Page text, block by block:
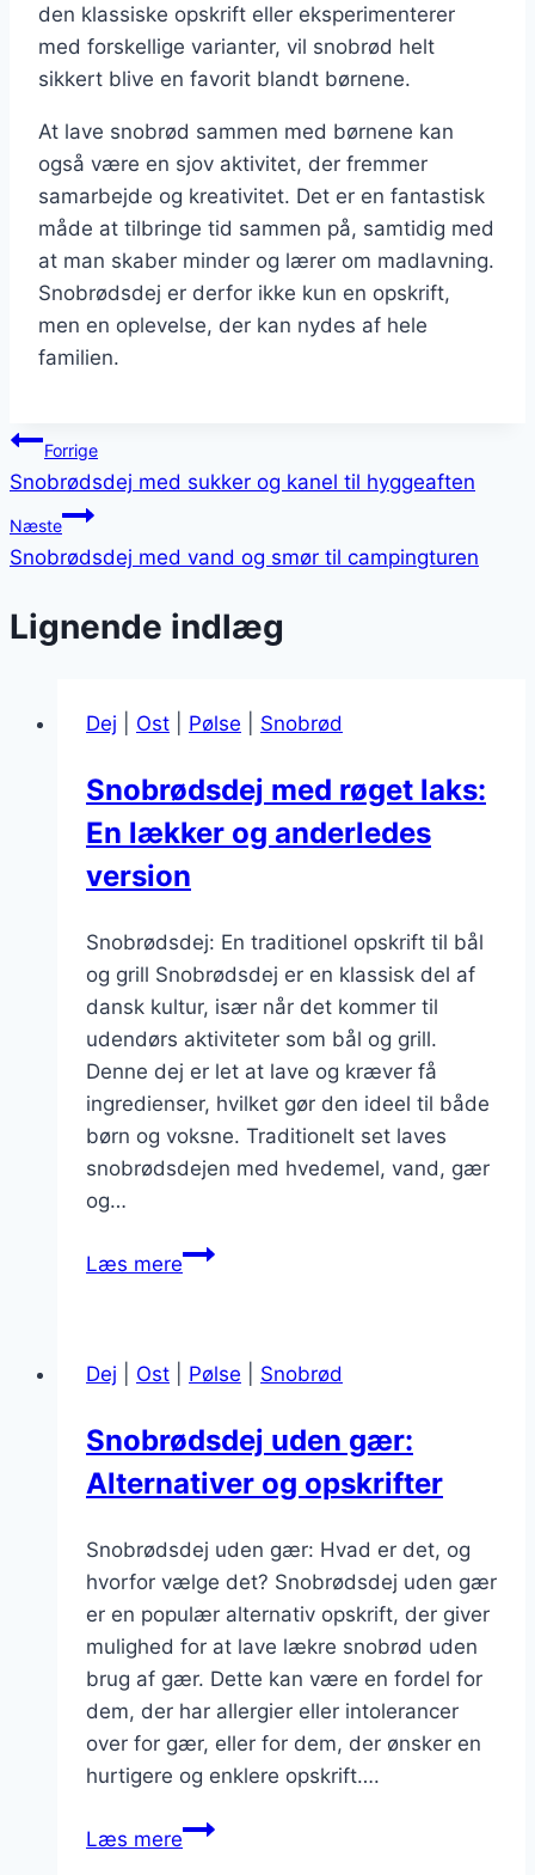
den klassiske opskrift eller eksperimenterer
med forskellige varianter, vil snobrød helt
sikkert blive en favorit blandt børnene.
At lave snobrød sammen med børnene kan
også være en sjov aktivitet, der fremmer
samarbejde og kreativitet. Det er en fantastisk
måde at tilbringe tid sammen på, samtidig med
at man skaber minder og lærer om madlavning.
Snobrødsdej er derfor ikke kun en opskrift,
men en oplevelse, der kan nydes af hele
familien.
Indlægsnavigation
Forrige
Snobrødsdej med sukker og kanel til hyggeaften
Næste
Snobrødsdej med vand og smør til campingturen
Lignende indlæg
Dej Ost Pølse Snobrød
Snobrødsdej med røget laks:
En lækker og anderledes
version
Snobrødsdej: En traditionel opskrift til bål
og grill Snobrødsdej er en klassisk del af
dansk kultur, især når det kommer til
udendørs aktiviteter som bål og grill.
Denne dej er let at lave og kræver få
ingredienser, hvilket gør den ideel til både
børn og voksne. Traditionelt set laves
snobrødsdejen med hvedemel, vand, gær
og…
Læs mereSnobrødsdej
En
og
anderledes
Dej Ost Pølse Snobrød
Snobrødsdej uden gær:
Alternativer og opskrifter
Snobrødsdej uden gær: Hvad er det, og
hvorfor vælge det? Snobrødsdej uden gær
er en populær alternativ opskrift, der giver
mulighed for at lave lækre snobrød uden
brug af gær. Dette kan være en fordel for
dem, der har allergier eller intolerancer
over for gær, eller for dem, der ønsker en
hurtigere og enklere opskrift….
Læs mereSnobrødsdej